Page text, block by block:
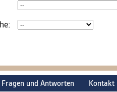
Fragen und Antworten Kontakt